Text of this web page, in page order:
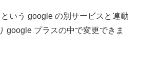
いう google の別サービスと連動
google プラスの中で変更できま